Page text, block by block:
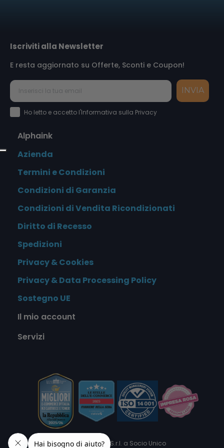
Iscriviti alla Newsletter
E resta aggiornato su Offerte, Sconti e Coupon!
INVIA
Accettazione Privacy Policy
Ho letto e accetto l'Informativa sulla Privacy
Alphaink
Azienda
Termini e Condizioni
Condizioni di Garanzia
Condizioni di Vendita Ricondizionati
Diritto di Recesso
Spedizioni
Privacy & Cookies
Privacy & Data Processing Policy
Sostegno UE
Il mio account
Servizi
© 2026 Alphaink S.r.l. a Socio Unico